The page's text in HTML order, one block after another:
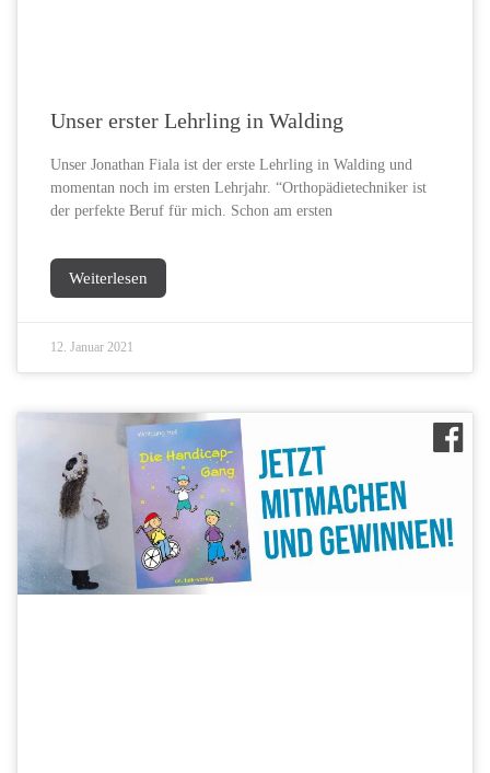
Unser erster Lehrling in Walding
Unser Jonathan Fiala ist der erste Lehrling in Walding und
momentan noch im ersten Lehrjahr. “Orthopädietechniker ist
der perfekte Beruf für mich. Schon am ersten
Weiterlesen
12. Januar 2021